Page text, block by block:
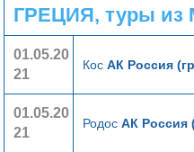
ГРЕЦИЯ, туры из
01.05.20
21
Кос АК Россия
01.05.20
21
Родос АК Россия